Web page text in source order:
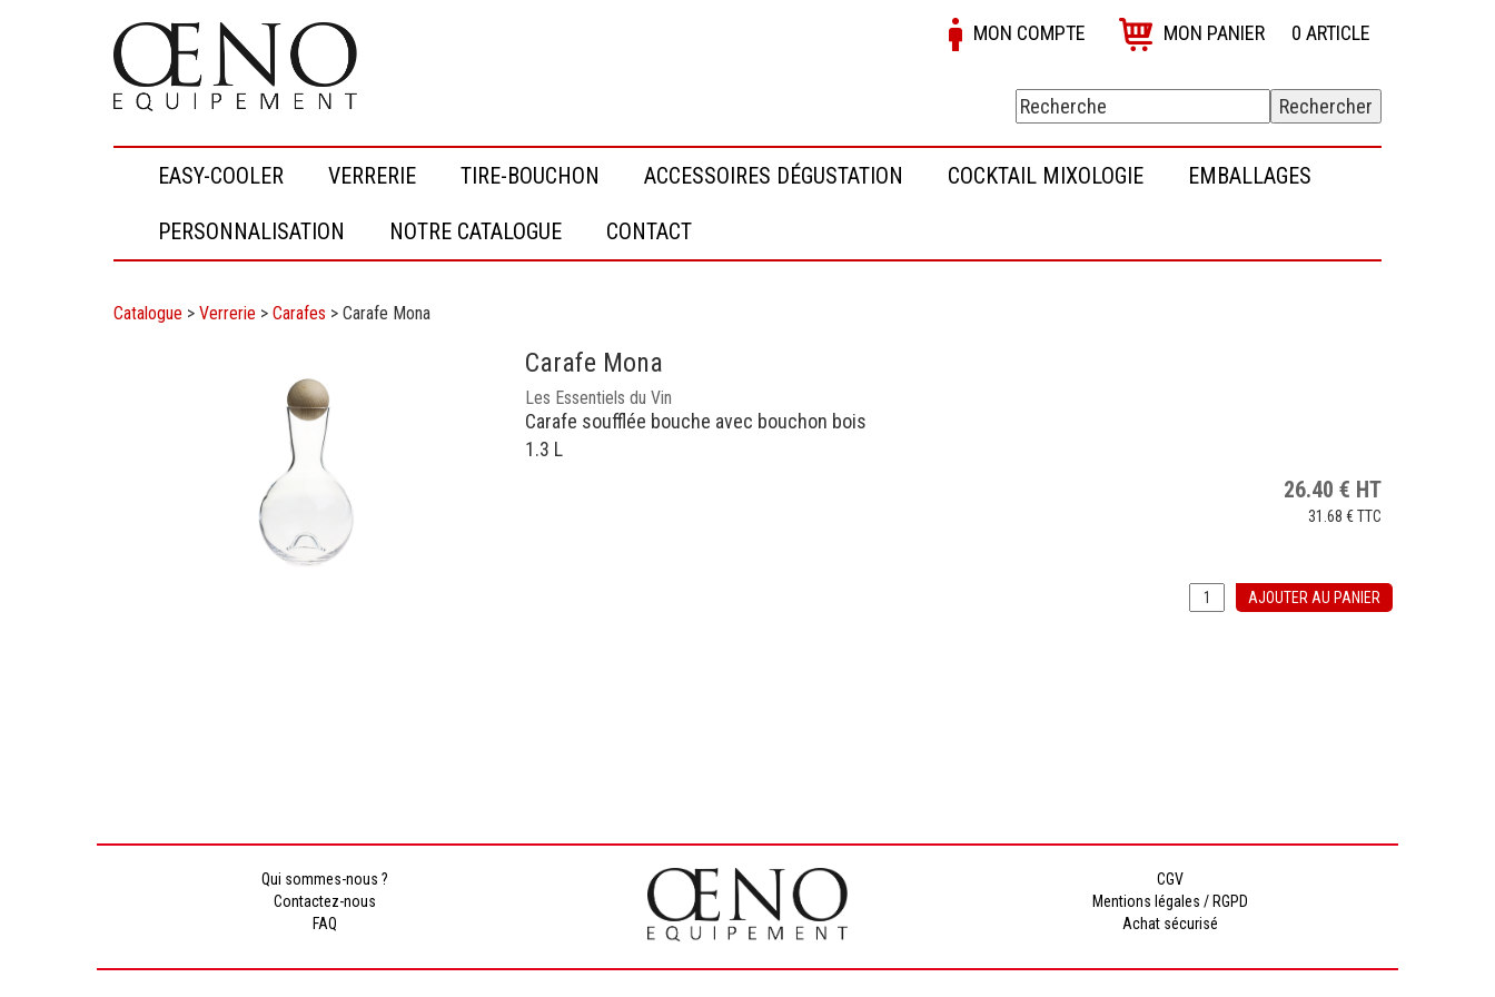
MON PANIER 0 ARTICLE
MON COMPTE
EASY-COOLER VERRERIE TIRE-BOUCHON ACCESSOIRES DÉGUSTATION COCKTAIL MIXOLOGIE EMBALLAGES
PERSONNALISATION NOTRE CATALOGUE CONTACT
Catalogue > Verrerie > Carafes > Carafe Mona
Carafe Mona
Les Essentiels du Vin
Carafe soufflée bouche avec bouchon bois
1.3 L
26.40 € HT
31.68 €TTC
AJOUTER AU PANIER
Qui sommes-nous ?
Contactez-nous
FAQ
CGV
Mentions légales / RGPD
Achat sécurisé